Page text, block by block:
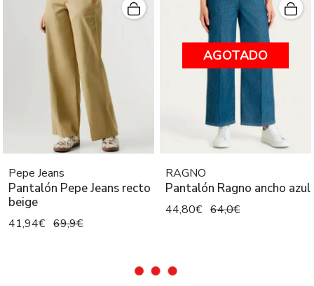
Pepe Jeans
Pantalón Pepe Jeans recto
beige
41,94€ 69,9€
AGOTADO
RAGNO
Pantalón Ragno ancho azul
44,80€ 64,0€